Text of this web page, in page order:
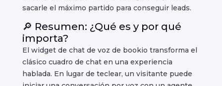
sacarle el máximo partido para conseguir leads.
🔎 Resumen: ¿Qué es y por qué
importa?
El widget de chat de voz de bookio transforma el
clásico cuadro de chat en una experiencia
hablada. En lugar de teclear, un visitante puede